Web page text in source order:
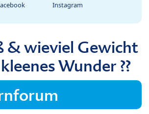
Instagram
& wieviel Gewicht
Wunder ??